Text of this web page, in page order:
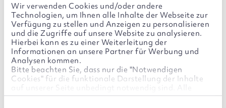
Wir verwenden Cookies und/oder andere
Technologien, um Ihnen alle Inhalte der Webseite zur
Verfügung zu stellen und Anzeigen zu personalisieren
und die Zugriffe auf unsere Website zu analysieren.
Hierbei kann es zu einer Weiterleitung der
Informationen an unsere Partner für Werbung und
Analysen kommen.
Bitte beachten Sie, dass nur die "Notwendigen
Cookies" für die funktionale Darstellung der Inhalte
auf unserer Seite unbedingt notwendig sind. Alle
weiteren Cookies sind optional. Für diese wird Ihre
Freistellungsaufträge, Fondsdaten und eventuell
Verlustbescheinigungen sollten vollständig
vorliegen. Das erleichtert im neuen Jahr die
Übersicht und spart Zeit bei der Steuererklärung.
So beginnen Anleger 2026 mit einem gut